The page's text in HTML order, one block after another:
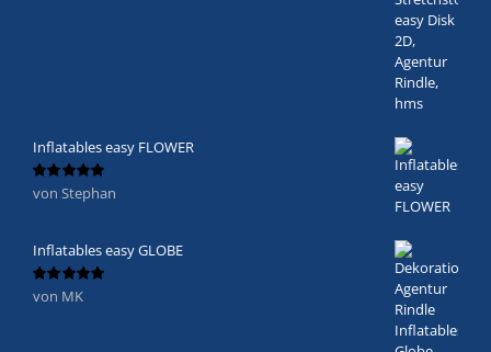
Inflatables easy FLOWER
Bewertet
von 5
von Stephan
Inflatables easy GLOBE
Bewertet
von MK